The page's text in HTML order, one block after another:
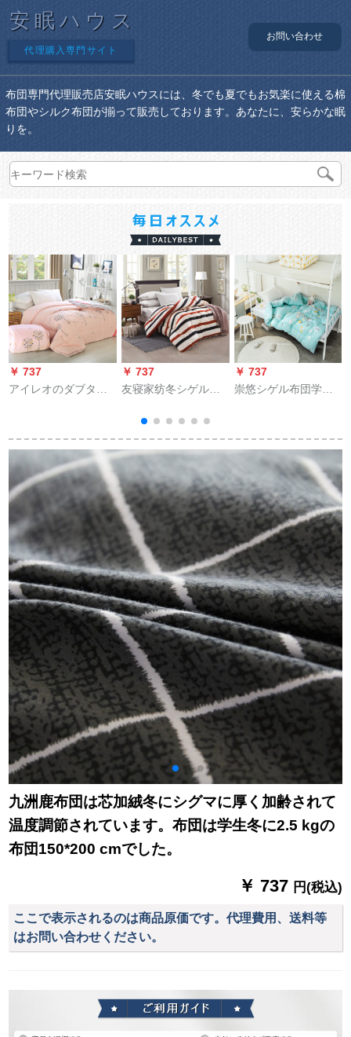
安眠ハウス
代理購入専門サイト
お問い合わせ
布団専門代理販売店安眠ハウスには、冬でも夏でもお気楽に使える棉
布団やシルク布団が揃って販売しております。あなたに、安らかな眠
りを。
￥ 737
アイレオのダブタイ
保温繊维は芯の优雅
な暖かさの绒の双胎
によっ玉の色の
200*230 cmに
￥ 737
友寝家纺冬シゲル学
冬布団裸婚150*200
cm 2斤年齢被
￥ 737
崇悠シゲル布団学生
に厚くした。冬布団
単ダブル保温布団セ
ト鹿150*200 cm 3斤
です。
九洲鹿布団は芯加絨冬にシグマに厚く加齢されて
温度調節されています。布団は学生冬に2.5 kgの
布団150*200 cmでした。
￥ 737 円(税込)
ここで表示されるのは商品原価です。代理費用、送料等
はお問い合わせください。